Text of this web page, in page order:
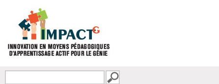
FORMULAIRE DE